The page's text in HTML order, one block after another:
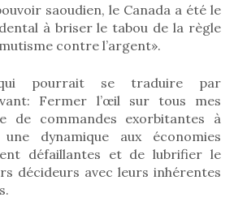
saoudien, le Canada a été le
à briser le tabou de la règle
contre l’argent».
pourrait se traduire par
Fermer l’œil sur tous mes
de commandes exorbitantes à
une dynamique aux économies
défaillantes et de lubrifier le
décideurs avec leurs inhérentes